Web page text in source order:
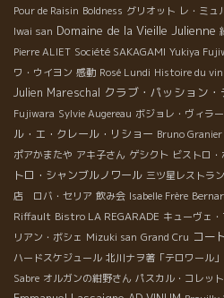
Pour de Raisin Boldness グリオット レ・ミュ
Iwai san Domaine de la Vieille Julienne
Pierre ALIET Société SAKAGAMI Yukiya
ワ・ウイヨン 感動 Rosé Lundi Histoire du vin
Julien Mareschal クラブ・パッション
Fujiwara Sylvie Augereau ボジョレ・ヴィラ
ル・エ・クレール・リショー Bruno Granier
ポアかまたや アキ子さん ゲシクト ビストロ
トロ・シャンブルノワール 三ツ星レストラ
店 ロバ・セリア 飲み会 Isabelle Frère
Riffault Bistro LA REGARADE キューヴェ
リアン・ボシェ Mizuki san Grand Cru コー
ハードスケジュール 北川ナヲ著「テロワール
Sabre オルガンの紺野さん パスカル・コレット